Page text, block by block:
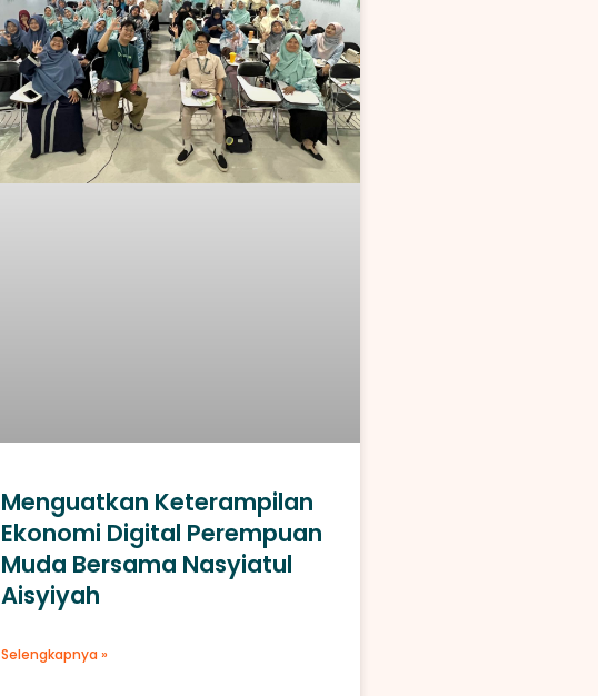
Menguatkan Keterampilan
Ekonomi Digital Perempuan
Muda Bersama Nasyiatul
Aisyiyah
Selengkapnya »